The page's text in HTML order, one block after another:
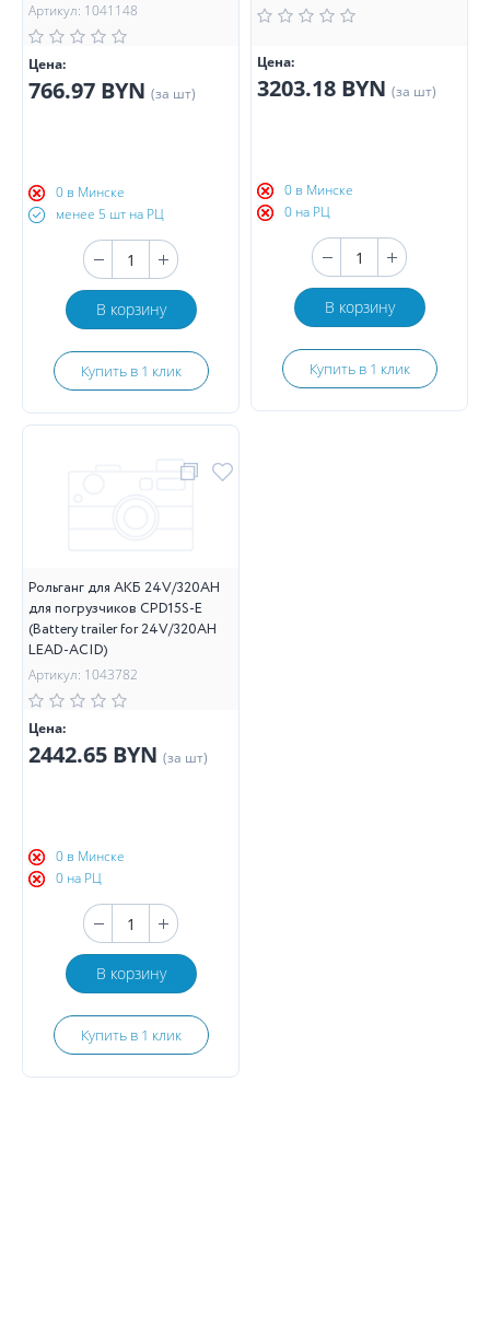
Артикул: 1041148
Цена:
766.97 BYN (за шт)
0 в Минске
менее 5 шт на РЦ
В корзину
Купить в 1 клик
Цена:
3203.18 BYN (за шт)
0 в Минске
0 на РЦ
В корзину
Купить в 1 клик
Рольганг для АКБ 24V/320AH
для погрузчиков CPD15S-E
(Battery trailer for 24V/320AH
LEAD-ACID)
Артикул: 1043782
Цена:
2442.65 BYN (за шт)
0 в Минске
0 на РЦ
В корзину
Купить в 1 клик